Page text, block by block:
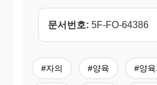
문서번호: 5F-FO-64386
#자의 #양육 #양